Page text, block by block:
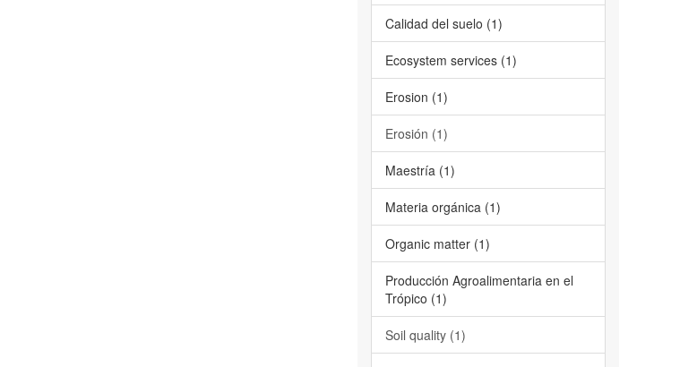
Calidad del suelo (1)
Ecosystem services (1)
Erosion (1)
Erosión (1)
Maestría (1)
Materia orgánica (1)
Organic matter (1)
Producción Agroalimentaria en el
Trópico (1)
Soil quality (1)